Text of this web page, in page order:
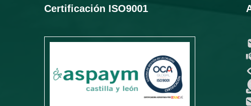
Certificación ISO9001